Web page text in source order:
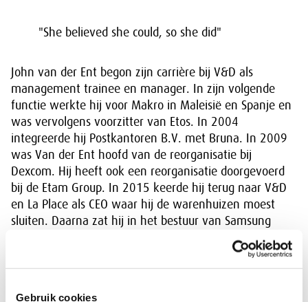
Gebruik cookies
"She believed she could, so she did"
John van der Ent begon zijn carrière bij V&D als
management trainee en manager. In zijn volgende
functie werkte hij voor Makro in Maleisië en Spanje en
was vervolgens voorzitter van Etos. In 2004
integreerde hij Postkantoren B.V. met Bruna. In 2009
was Van der Ent hoofd van de reorganisatie bij
Dexcom. Hij heeft ook een reorganisatie doorgevoerd
bij de Etam Group. In 2015 keerde hij terug naar V&D
en La Place als CEO waar hij de warenhuizen moest
sluiten. Daarna zat hij in het bestuur van Samsung
Digital. Vanaf januari 2018 is hij CEO bij SPAR Holding,
met meer dan 550 SPAR-winkels in Nederland.